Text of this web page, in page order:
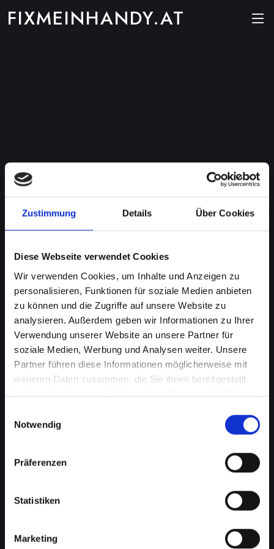
Zustimmung Details Über Cookies
Diese Webseite verwendet Cookies
Wir verwenden Cookies, um Inhalte und Anzeigen zu
personalisieren, Funktionen für soziale Medien anbieten
zu können und die Zugriffe auf unsere Website zu
analysieren. Außerdem geben wir Informationen zu Ihrer
Verwendung unserer Website an unsere Partner für
soziale Medien, Werbung und Analysen weiter. Unsere
Partner führen diese Informationen möglicherweise mit
weiteren Daten zusammen, die Sie ihnen bereitgestellt
haben oder die sie im Rahmen Ihrer Nutzung der Dienste
Notwendig
Präferenzen
Statistiken
Marketing
FIXMEINHANDY.AT
Wasserschaden am IPHONE-11-
PRO-MAX in Absdorf? Wir
bieten schnelle Hilfe
Wasserschäden können Ihr IPHONE-11-PRO-
MAX verheerend beeinflussen. Feuchtigkeit
beschädigen, sondern auch Korrosion und